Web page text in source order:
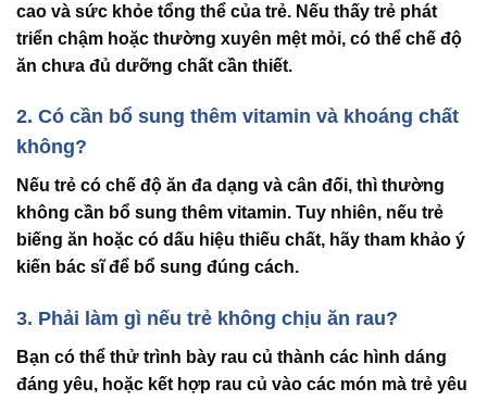
cao và sức khỏe tổng thể của trẻ. Nếu thấy trẻ phát
triển chậm hoặc thường xuyên mệt mỏi, có thể chế độ
ăn chưa đủ dưỡng chất cần thiết.
2. Có cần bổ sung thêm vitamin và khoáng chất
không?
Nếu trẻ có chế độ ăn đa dạng và cân đối, thì thường
không cần bổ sung thêm vitamin. Tuy nhiên, nếu trẻ
biếng ăn hoặc có dấu hiệu thiếu chất, hãy tham khảo ý
kiến bác sĩ để bổ sung đúng cách.
3. Phải làm gì nếu trẻ không chịu ăn rau?
Bạn có thể thử trình bày rau củ thành các hình dáng
đáng yêu, hoặc kết hợp rau củ vào các món mà trẻ yêu